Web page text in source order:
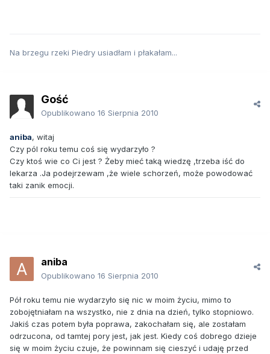
Na brzegu rzeki Piedry usiadłam i płakałam...
Gość
Opublikowano 16 Sierpnia 2010
aniba, witaj
Czy pól roku temu coś się wydarzyło ?
Czy ktoś wie co Ci jest ? Żeby mieć taką wiedzę ,trzeba iść do
lekarza .Ja podejrzewam ,że wiele schorzeń, może powodować
taki zanik emocji.
aniba
Opublikowano 16 Sierpnia 2010
Pół roku temu nie wydarzyło się nic w moim życiu, mimo to
zobojętniałam na wszystko, nie z dnia na dzień, tylko stopniowo.
Jakiś czas potem była poprawa, zakochałam się, ale zostałam
odrzucona, od tamtej pory jest, jak jest. Kiedy coś dobrego dzieje
się w moim życiu czuje, że powinnam się cieszyć i udaję przed